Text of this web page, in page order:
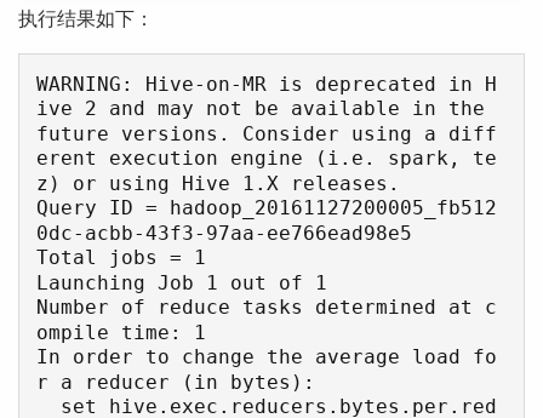
执行结果如下：
WARNING: Hive-on-MR is deprecated in H
ive 2 and may not be available in the
future versions. Consider using a diff
erent execution engine (i.e. spark, te
z) or using Hive 1.X releases.
Query ID = hadoop_20161127200005_fb512
0dc-acbb-43f3-97aa-ee766ead98e5
Total jobs = 1
Launching Job 1 out of 1
Number of reduce tasks determined at c
ompile time: 1
In order to change the average load fo
r a reducer (in bytes):